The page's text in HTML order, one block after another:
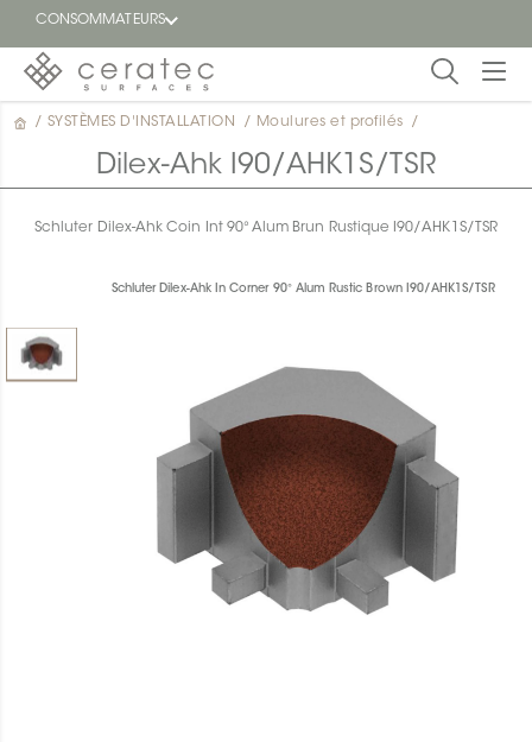
CONSOMMATEURS
En
vedette
un
/ SYSTÈMES D'INSTALLATION / Moulures et profilés /
Dilex-Ahk I90/AHK1S/TSR
Schluter Dilex-Ahk Coin Int 90° Alum Brun Rustique I90/AHK1S/TSR
Schluter Dilex-Ahk In Corner 90° Alum Rustic Brown I90/AHK1S/TSR